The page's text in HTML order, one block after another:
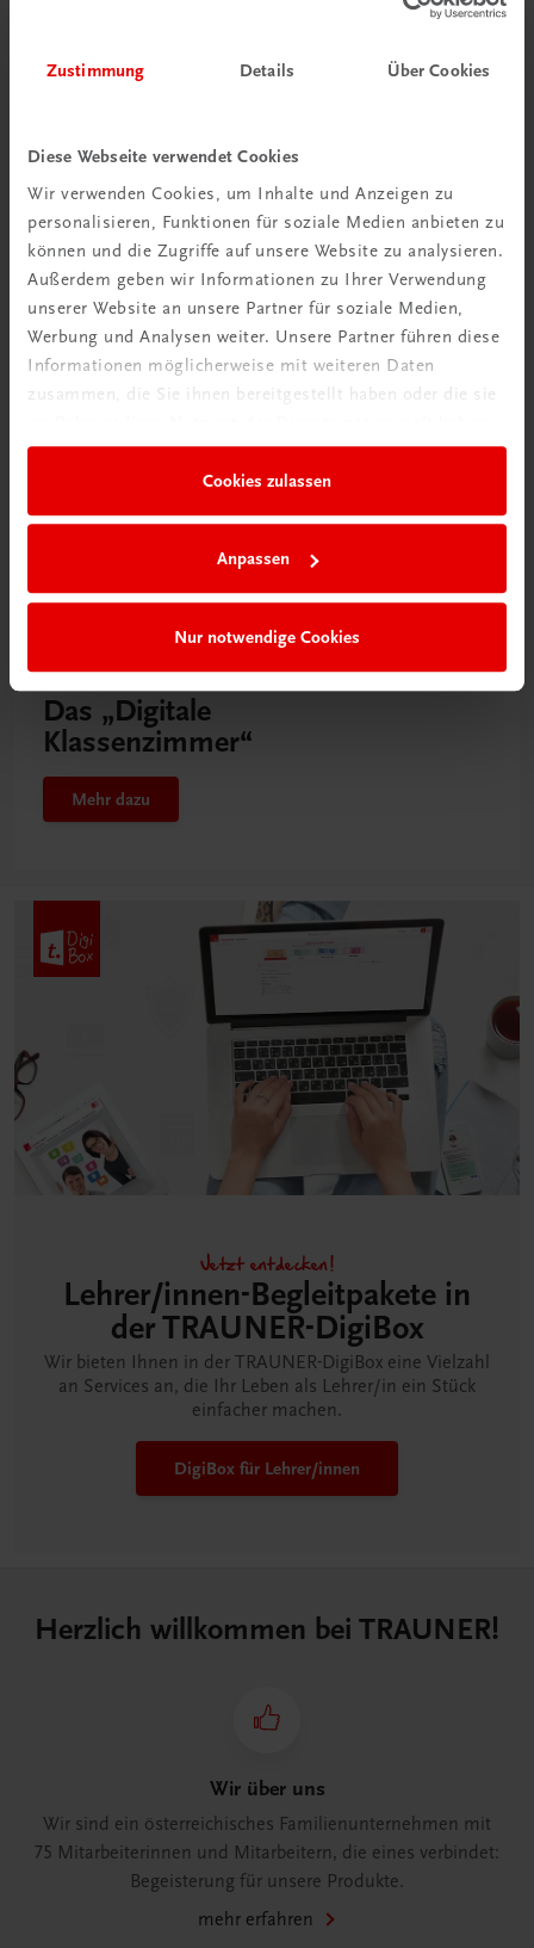
Zustimmung Details Über Cookies
Diese Webseite verwendet Cookies
Wir verwenden Cookies, um Inhalte und Anzeigen zu
personalisieren, Funktionen für soziale Medien anbieten zu
können und die Zugriffe auf unsere Website zu analysieren.
Außerdem geben wir Informationen zu Ihrer Verwendung
unserer Website an unsere Partner für soziale Medien,
Werbung und Analysen weiter. Unsere Partner führen diese
Informationen möglicherweise mit weiteren Daten
zusammen, die Sie ihnen bereitgestellt haben oder die sie
Cookies zulassen
Anpassen
Nur notwendige Cookies
Schon entdeckt?
Ratgeber Schulpraxis
Mehr dazu
Neu in der DigiBox
Das „Digitale
Klassenzimmer“
Mehr dazu
Jetzt entdecken!
Lehrer/innen-Begleitpakete in
der TRAUNER-DigiBox
Wir bieten Ihnen in der TRAUNER-DigiBox eine Vielzahl
an Services an, die Ihr Leben als Lehrer/in ein Stück
einfacher machen.
DigiBox für Lehrer/innen
Herzlich willkommen bei TRAUNER!
Wir über uns
Wir sind ein österreichisches Familienunternehmen mit
75 Mitarbeiterinnen und Mitarbeitern, die eines verbindet:
Begeisterung für unsere Produkte.
mehr erfahren